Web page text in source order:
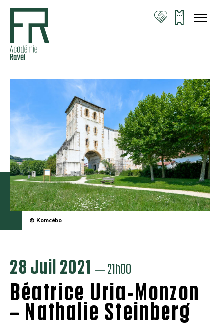
© Komcébo
28 Juil 2021 — 21h00
Béatrice Uria-Monzon
– Nathalie Steinberg